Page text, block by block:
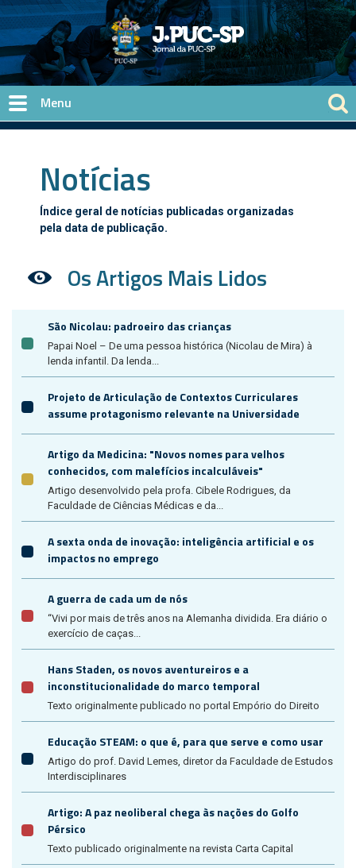
Pular para o conteúdo principal
Notícias
Índice geral de notícias publicadas organizadas
pela data de publicação.
Os Artigos Mais Lidos
São Nicolau: padroeiro das crianças
Papai Noel – De uma pessoa histórica (Nicolau de Mira) à
lenda infantil. Da lenda...
Projeto de Articulação de Contextos Curriculares
assume protagonismo relevante na Universidade
Artigo da Medicina: "Novos nomes para velhos
conhecidos, com malefícios incalculáveis"
Artigo desenvolvido pela profa. Cibele Rodrigues, da
Faculdade de Ciências Médicas e da...
A sexta onda de inovação: inteligência artificial e os
impactos no emprego
A guerra de cada um de nós
“Vivi por mais de três anos na Alemanha dividida. Era diário o
exercício de caças...
Hans Staden, os novos aventureiros e a
inconstitucionalidade do marco temporal
Texto originalmente publicado no portal Empório do Direito
Educação STEAM: o que é, para que serve e como usar
Artigo do prof. David Lemes, diretor da Faculdade de Estudos
Interdisciplinares
Artigo: A paz neoliberal chega às nações do Golfo
Pérsico
Texto publicado originalmente na revista Carta Capital